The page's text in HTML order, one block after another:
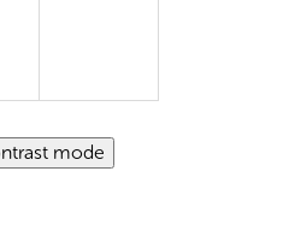
mode